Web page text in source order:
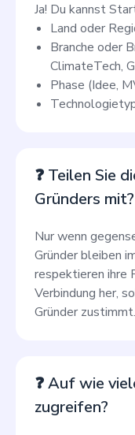
Ja! Du kannst
Land oder
Branche oder
ClimateTech,
Phase (Idee,
❓ Teilen Sie
Gründers mit?
Nur wenn
Gründer bleiben
respektieren ihre
Verbindung her,
Gründer zustimmt.
❓ Auf wie
zugreifen?